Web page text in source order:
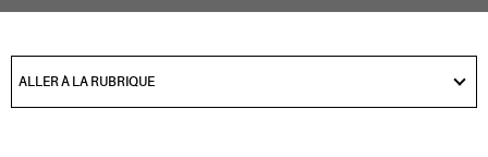
toALLER À LA RUBRIQUE